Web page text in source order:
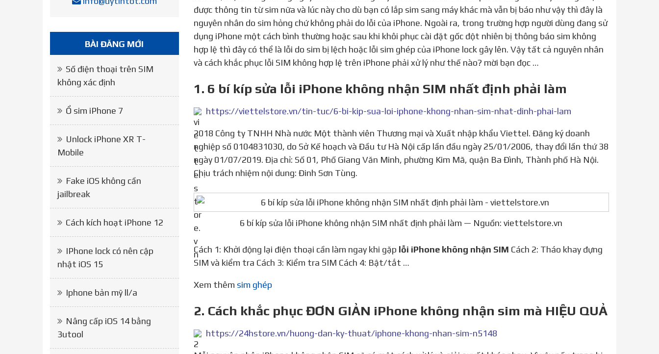
được thông tin từ sim nữa và lúc này cho dù bạn có lắp sim sang máy khác mà vẫn bị báo như vậy thì đây là
nguyên nhân do sim hỏng chứ không phải do lỗi của iPhone. Ngoài ra, trong trường hợp người dùng đang sử
dụng iPhone một cách bình thường hoặc sau khi khôi phục cài đặt gốc đột nhiên bị thông báo sim không
hợp lệ thì đây có thể là lỗi do sim bị lệch hoặc lỗi sim ghép của iPhone lock gây lên. Vậy tất cả nguyên nhân
và cách khắc phục lỗi SIM không hợp lệ trên iPhone phải xử lý như thế nào? mời bạn đọc …
1. 6 bí kíp sửa lỗi iPhone không nhận SIM nhất định phải làm
https://viettelstore.vn/tin-tuc/6-bi-kip-sua-loi-iphone-khong-nhan-sim-nhat-dinh-phai-lam
2018 Công ty TNHH Nhà nước Một thành viên Thương mại và Xuất nhập khẩu Viettel. Đăng ký doanh
nghiệp số 0104831030, do Sở Kế hoạch và Đầu tư Hà Nội cấp lần đầu ngày 25/01/2006, thay đổi lần thứ 38
ngày 01/07/2019. Địa chỉ: Số 01, Phố Giang Văn Minh, phường Kim Mã, quận Ba Đình, Thành phố Hà Nội.
Chịu trách nhiệm nội dung: Đinh Sơn Tùng.
6 bí kíp sửa lỗi iPhone không nhận SIM nhất định phải làm — Nguồn: viettelstore.vn
Cách 1: Khởi động lại điện thoại cần làm ngay khi gặp lỗi iPhone không nhận SIM Cách 2: Tháo khay đựng
SIM và kiểm tra Cách 3: Kiểm tra SIM Cách 4: Bật/tắt …
Xem thêm sim ghép
2. Cách khắc phục ĐƠN GIẢN iPhone không nhận sim mà HIỆU QUẢ
https://24hstore.vn/huong-dan-ky-thuat/iphone-khong-nhan-sim-n5148
BÀI ĐĂNG MỚI
Số điện thoại trên SIM
không xác định
Ổ sim iPhone 7
Unlock iPhone XR T-
Mobile
Fake iOS không cần
jailbreak
Cách kích hoạt iPhone 12
IPhone lock có nên cập
nhật iOS 15
Iphone bản mỹ ll/a
Nâng cấp iOS 14 bằng
3utool